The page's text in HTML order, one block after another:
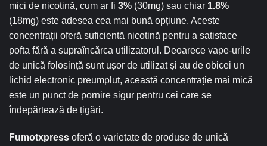
mici de nicotină, cum ar fi 3% (30mg) sau chiar 1.8%
(18mg) este adesea cea mai bună opțiune. Aceste
concentrații oferă suficientă nicotină pentru a satisface
pofta fără a supraîncărca utilizatorul. Deoarece vape-urile
de unică folosință sunt ușor de utilizat și au de obicei un
lichid electronic preumplut, această concentrație mai mică
este un punct de pornire sigur pentru cei care se
îndepărtează de țigări.
Fumotxpress oferă o varietate de produse de unică